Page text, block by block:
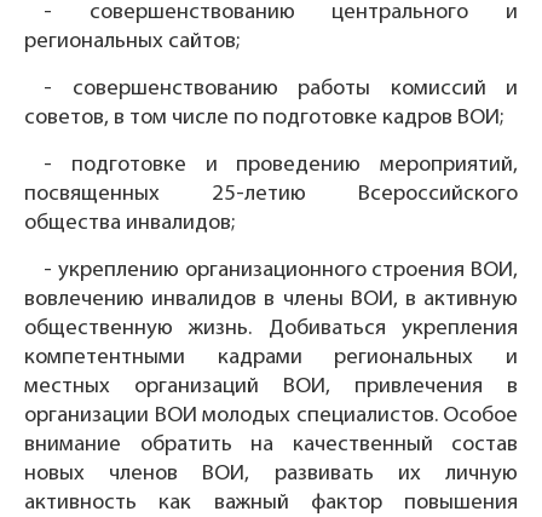
- совершенствованию центрального и
региональных сайтов;
- совершенствованию работы комиссий и
советов, в том числе по подготовке кадров ВОИ;
- подготовке и проведению мероприятий,
посвященных 25-летию Всероссийского
общества инвалидов;
- укреплению организационного строения ВОИ,
вовлечению инвалидов в члены ВОИ, в активную
общественную жизнь. Добиваться укрепления
компетентными кадрами региональных и
местных организаций ВОИ, привлечения в
организации ВОИ молодых специалистов. Особое
внимание обратить на качественный состав
новых членов ВОИ, развивать их личную
активность как важный фактор повышения